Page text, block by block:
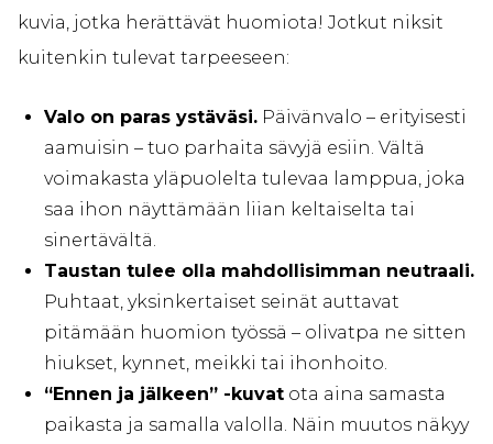
kuvia, jotka herättävät huomiota! Jotkut niksit
kuitenkin tulevat tarpeeseen:
Valo on paras ystäväsi. Päivänvalo – erityisesti
aamuisin – tuo parhaita sävyjä esiin. Vältä
voimakasta yläpuolelta tulevaa lamppua, joka
saa ihon näyttämään liian keltaiselta tai
sinertävältä.
Taustan tulee olla mahdollisimman neutraali.
Puhtaat, yksinkertaiset seinät auttavat
pitämään huomion työssä – olivatpa ne sitten
hiukset, kynnet, meikki tai ihonhoito.
“Ennen ja jälkeen” -kuvat ota aina samasta
paikasta ja samalla valolla. Näin muutos näkyy